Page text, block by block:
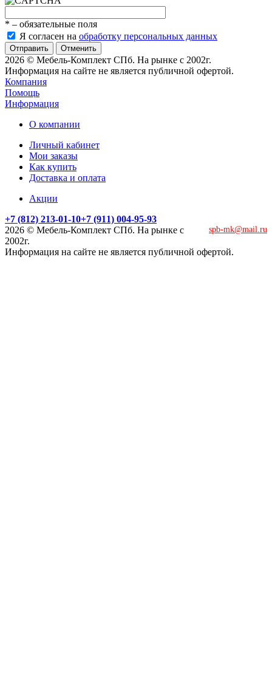
* – обязательные поля
Я согласен на обработку персональных данных
Отменить
2026 © Мебель-Комплект СПб. На рынке с 2002г.
Информация на сайте не является публичной офертой.
Компания
Помощь
Информация
О компании
Личный кабинет
Мои заказы
Как купить
Доставка и оплата
Акции
+7 (812) 213-01-10+7 (911) 004-95-93
spb-mk@mail.ru
2026 © Мебель-Комплект СПб. На рынке с
2002г.
Информация на сайте не является публичной офертой.